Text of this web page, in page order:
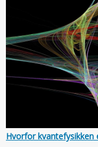
Hvorfor kvantefysikken